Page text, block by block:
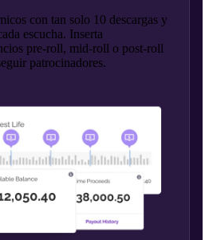
con tan solo 10 descargas y
escucha. Inserta
pre-roll, mid-roll o post-roll
patrocinadores.